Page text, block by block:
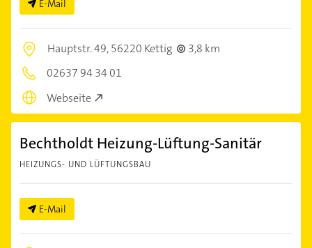
E-Mail
Hauptstr. 49,56220 Kettig
3,8 km
02637 94 34 01
Webseite
Bechtholdt Heizung-Lüftung-Sanitär
HEIZUNGS- UND LÜFTUNGSBAU
E-Mail